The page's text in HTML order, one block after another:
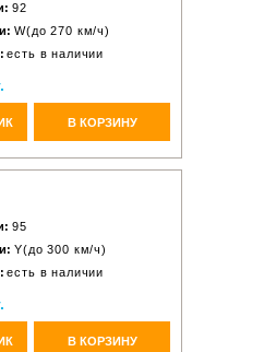
92
W(до 270 км/ч)
есть в наличии
В КОРЗИНУ
95
Y(до 300 км/ч)
есть в наличии
В КОРЗИНУ